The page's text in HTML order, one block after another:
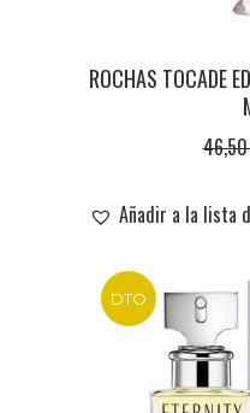
ROCHAS TOCADE
Añadir a la lista
DTO